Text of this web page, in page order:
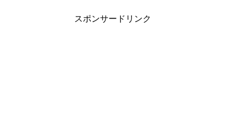
スポンサードリンク